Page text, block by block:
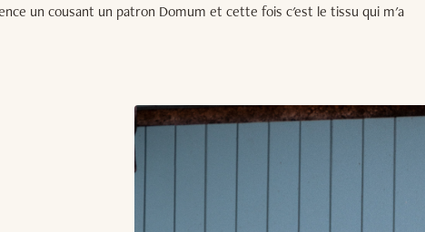
un cousant un patron Domum et cette fois c'est le tissu qui m'a